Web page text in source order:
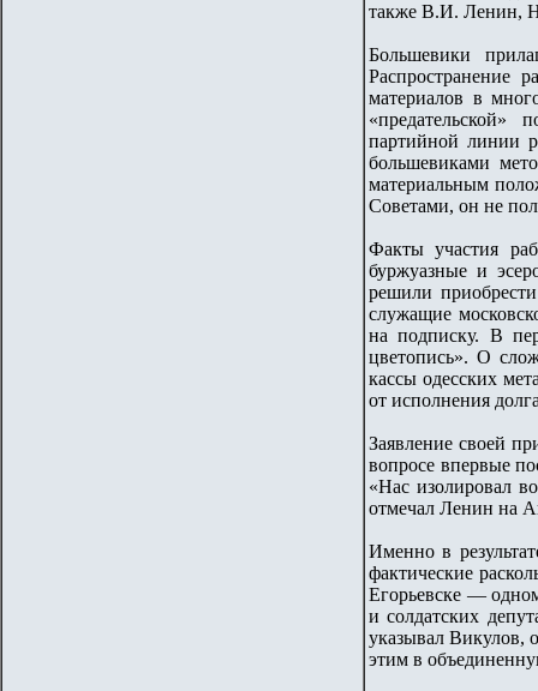
также В.И. Ленин,
Большевики
Распространение
материалов в
«предательской»
партийной линии
большевиками
материальным
Советами, он не
Факты участия
буржуазные и
решили
служащие
на подписку. В
цветопись». О
кассы одесских
от исполнения
Заявление своей
вопросе впервые
«Нас изолировал
отмечал Ленин на
Именно в
фактические
Егорьевске —
и солдатских
указывал Викулов,
этим в